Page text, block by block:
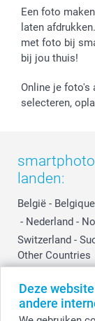
Deze
andere
Een foto
laten
met foto bij
bij jou thuis!
Online je foto's
selecteren,
landen:
België - Belgique
- Nederland -
Switzerland -
Other Countries
Alle prijzen zijn in